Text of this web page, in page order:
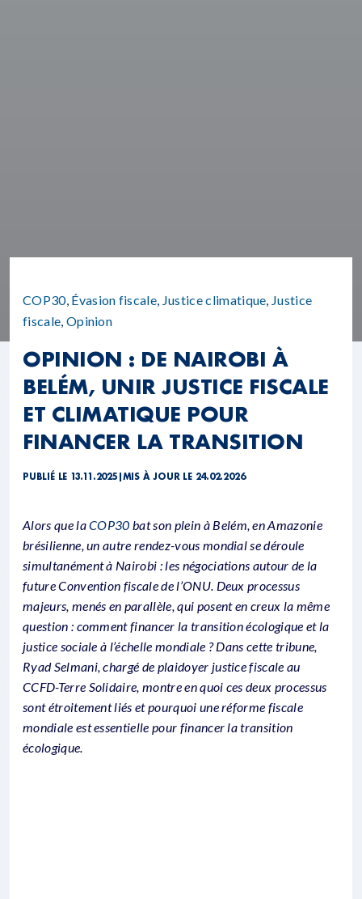
COP30, Évasion fiscale Justice climatique Justice
fiscale Opinion
OPINION : DE NAIROBI À
BELÉM, UNIR JUSTICE FISCALE
ET CLIMATIQUE POUR
FINANCER LA TRANSITION
PUBLIÉ LE 13.11.2025 |MIS À JOUR LE 24.02.2026
Alors que laCOP30 bat son plein à Belém, en Amazonie
brésilienne, un autre rendez-vous mondial se déroule
simultanément à Nairobi : les négociations autour de la
future Convention fiscale de l’ONU. Deux processus
majeurs, menés en parallèle, qui posent en creux la même
question : comment financer la transition écologique et la
justice sociale à l’échelle mondiale ? Dans cette tribune,
Ryad Selmani, chargé de plaidoyer justice fiscale au
CCFD-Terre Solidaire, montre en quoi ces deux processus
sont étroitement liés et pourquoi une réforme fiscale
mondiale est essentielle pour financer la transition
écologique.